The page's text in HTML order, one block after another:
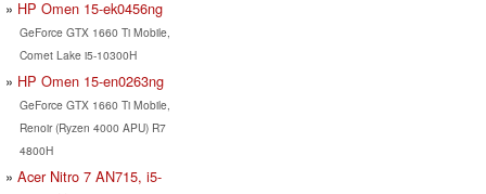
HP Omen 15-ek0456ng
GeForce GTX 1660 Ti Mobile,
Comet Lake i5-10300H
HP Omen 15-en0263ng
GeForce GTX 1660 Ti Mobile,
Renoir (Ryzen 4000 APU) R7
4800H
Acer Nitro 7 AN715, i5-